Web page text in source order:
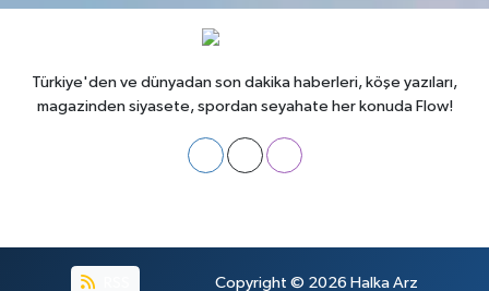
Türkiye'den ve dünyadan son dakika haberleri, köşe yazıları,
magazinden siyasete, spordan seyahate her konuda Flow!
Copyright © 2026 Halka Arz